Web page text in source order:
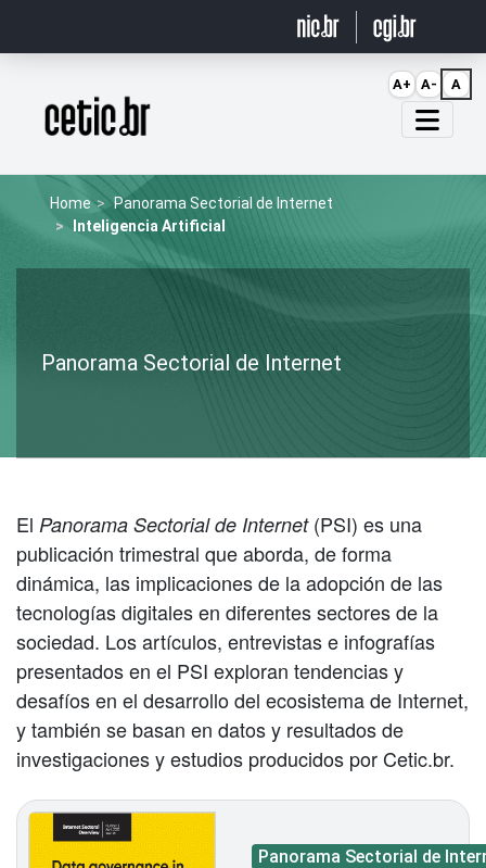
Página inicial
Home
Panorama Sectorial de Internet
Inteligencia Artificial
Panorama Sectorial de Internet
El Panorama Sectorial de Internet(PSI) es una
publicación trimestral que aborda, de forma
dinámica, las implicaciones de la adopción de las
tecnologías digitales en diferentes sectores de la
sociedad. Los artículos, entrevistas e infografías
presentados en el PSI exploran tendencias y
desafíos en el desarrollo del ecosistema de Internet,
y también se basan en datos y resultados de
investigaciones y estudios producidos por Cetic.br.
Panorama Sectorial de
A+ A- A